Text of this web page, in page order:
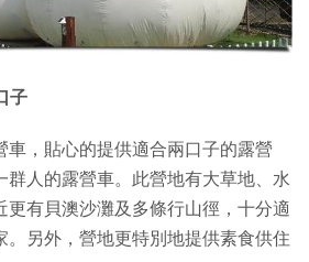
子
車，貼心的提供適合兩口子的露營
群人的露營車。此營地有大草地、水
更有貝澳沙灘及多條行山徑，十分適
。另外，營地更特別地提供素食供住